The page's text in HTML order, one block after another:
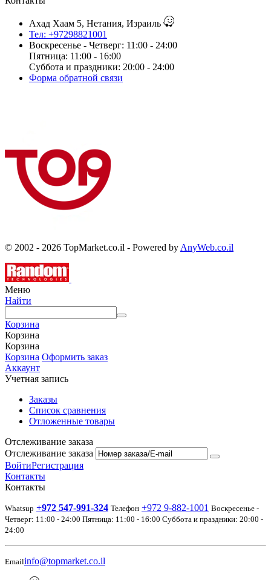
Ахад Хаам 5, Нетания, Израиль
Тел: +97298821001
Воскресенье - Четверг: 11:00 - 24:00
Пятница: 11:00 - 16:00
Суббота и праздники: 20:00 - 24:00
Форма обратной связи
© 2002 - 2026 TopMarket.co.il - Powered by AnyWeb.co.il
Меню
Найти
Корзина
Корзина
Корзина
Корзина Оформить заказ
Аккаунт
Учетная запись
Заказы
Список сравнения
Отложенные товары
Отслеживание заказа
Отслеживание заказа
ВойтиРегистрация
Контакты
Контакты
Whatsup +972 547-991-324 Телефон +972 9-882-1001 Воскресенье -
Четверг: 11:00 - 24:00 Пятница: 11:00 - 16:00 Суббота и праздники: 20:00 -
24:00
Emailinfo@topmarket.co.il